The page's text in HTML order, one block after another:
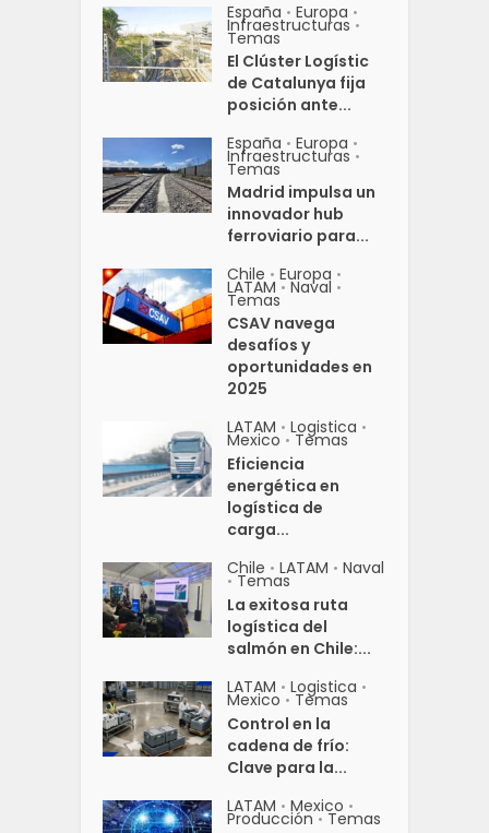
España • Europa •
Infraestructuras •
Temas
El Clúster Logístic
de Catalunya fija
posición ante...
España • Europa •
Infraestructuras •
Temas
Madrid impulsa un
innovador hub
ferroviario para...
Chile • Europa •
LATAM • Naval •
Temas
CSAV navega
desafíos y
oportunidades en
2025
LATAM • Logistica •
Mexico • Temas
Eficiencia
energética en
logística de
carga...
Chile • LATAM • Naval
• Temas
La exitosa ruta
logística del
salmón en Chile:...
LATAM • Logistica •
Mexico • Temas
Control en la
cadena de frío:
Clave para la...
LATAM • Mexico •
Producción • Temas